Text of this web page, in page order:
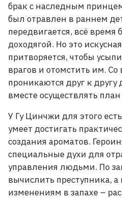
брак с наследным
был отравлен в раннем
передвигается, всё время
доходягой. Но это
притворяется, чтобы
врагов и отомстить им. Со
проникаются друг к
вместе осуществлять
У Гу Цинчжи для этого
умеет достигать
создания ароматов.
специальные духи для
управления людьми. По
вычислить преступника,
изменениям в запахе –